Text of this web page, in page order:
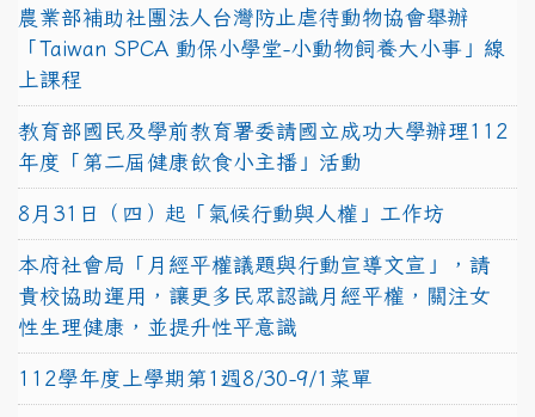
農業部補助社團法人台灣防止虐待動物協會舉辦
「Taiwan SPCA 動保小學堂-小動物飼養大小事」線
上課程
教育部國民及學前教育署委請國立成功大學辦理112
年度「第二屆健康飲食小主播」活動
8月31日（四）起「氣候行動與人權」工作坊
本府社會局「月經平權議題與行動宣導文宣」，請
貴校協助運用，讓更多民眾認識月經平權，關注女
性生理健康，並提升性平意識
112學年度上學期第1週8/30-9/1菜單